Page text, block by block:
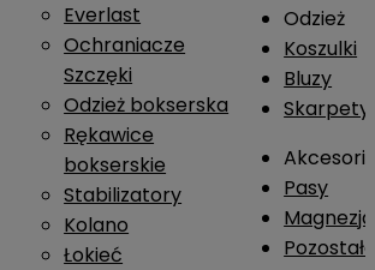
Everlast
Ochraniacze
Szczęki
Odzież bokserska
Rękawice
bokserskie
Stabilizatory
Kolano
Łokieć
Odzież
Koszulki
Bluzy
Skarpety
Pasy
Magnezja